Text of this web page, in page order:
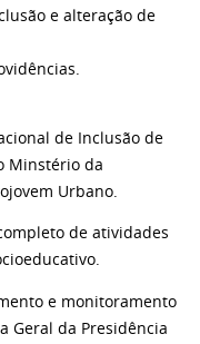
e alteração de
de Inclusão de
Minstério da
Urbano.
de atividades
e monitoramento
Geral da Presidência